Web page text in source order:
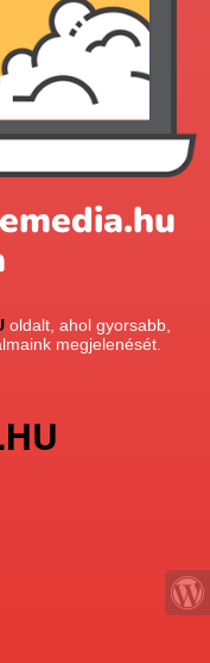
oldalt, ahol gyorsabb,
megjelenését.